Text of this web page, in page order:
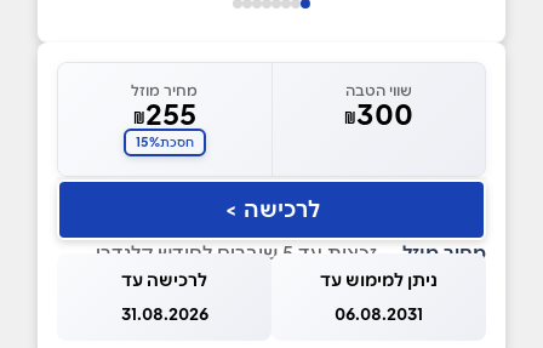
שווי הטבה
₪300
מחיר מוזל
₪255
חסכת15%
לרכישה >
מחיר מוזל — זכאות עד 5 שוברים לחודש קלנדרי
ניתן למימוש עד
06.08.2031
לרכישה עד
31.08.2026